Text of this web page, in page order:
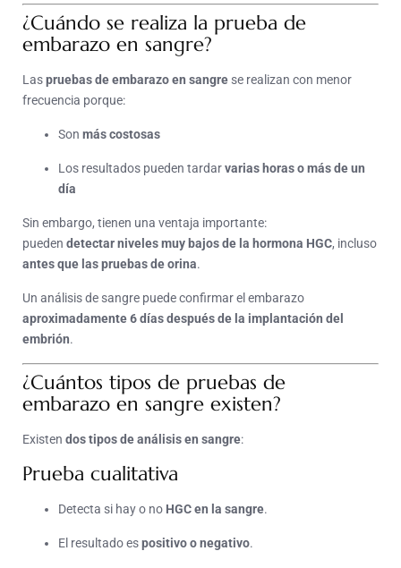
¿Cuándo se realiza la prueba de
embarazo en sangre?
Laspruebas de embarazo en sangre se realizan con menor
frecuencia porque:
Son más costosas
Los resultados pueden tardarvarias horas o más de un
día
Sin embargo, tienen una ventaja importante:
pueden detectar niveles muy bajos de la hormona HGC, incluso
antes que las pruebas de orina.
Un análisis de sangre puede confirmar el embarazo
aproximadamente 6 días después de la implantación del
embrión.
¿Cuántos tipos de pruebas de
embarazo en sangre existen?
Existen dos tipos de análisis en sangre:
Prueba cualitativa
Detecta si hay o no HGC en la sangre.
El resultado espositivo o negativo.